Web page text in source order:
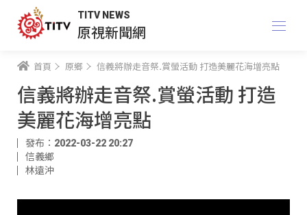
TITV NEWS
原視新聞網
首頁 原鄉 信義將辦走音祭.賞螢活動 打造美麗花海增亮點
信義將辦走音祭.賞螢活動 打造
美麗花海增亮點
發布：2022-03-22 20:27
信義鄉
林遠沖